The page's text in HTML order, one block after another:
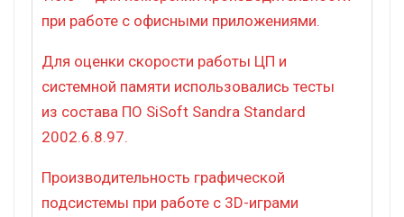
при работе с офисными приложениями.
Для оценки скорости работы ЦП и
системной памяти использовались тесты
из состава ПО SiSoft Sandra Standard
2002.6.8.97.
Производительность графической
подсистемы при работе с 3D-играми